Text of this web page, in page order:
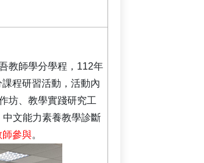
教師學分學程，112年
課程研習活動，活動內
坊、教學實踐研究工
文能力素養教學診斷
師參與。